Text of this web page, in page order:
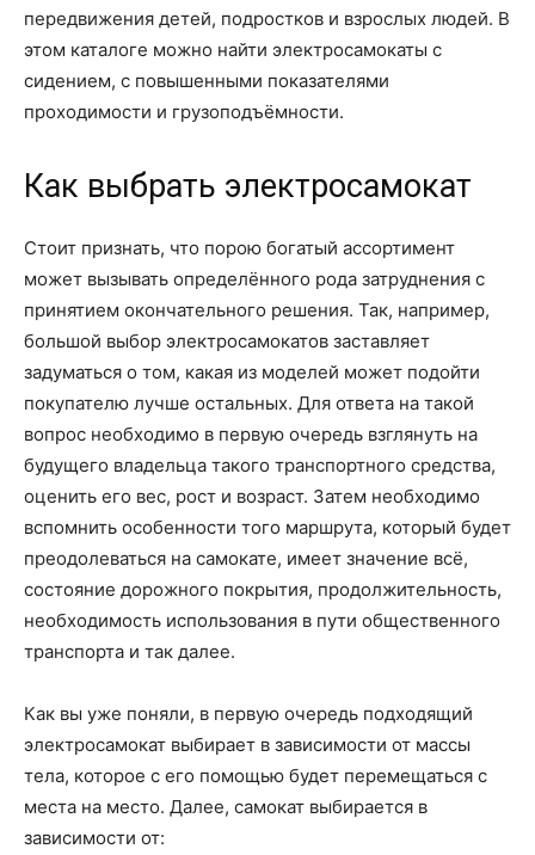
передвижения детей, подростков и взрослых людей. В
этом каталоге можно найти электросамокаты с
сидением, с повышенными показателями
проходимости и грузоподъёмности.
Как выбрать электросамокат
Стоит признать, что порою богатый ассортимент
может вызывать определённого рода затруднения с
принятием окончательного решения. Так, например,
большой выбор электросамокатов заставляет
задуматься о том, какая из моделей может подойти
покупателю лучше остальных. Для ответа на такой
вопрос необходимо в первую очередь взглянуть на
будущего владельца такого транспортного средства,
оценить его вес, рост и возраст. Затем необходимо
вспомнить особенности того маршрута, который будет
преодолеваться на самокате, имеет значение всё,
состояние дорожного покрытия, продолжительность,
необходимость использования в пути общественного
транспорта и так далее.
Как вы уже поняли, в первую очередь подходящий
электросамокат выбирает в зависимости от массы
тела, которое с его помощью будет перемещаться с
места на место. Далее, самокат выбирается в
зависимости от: